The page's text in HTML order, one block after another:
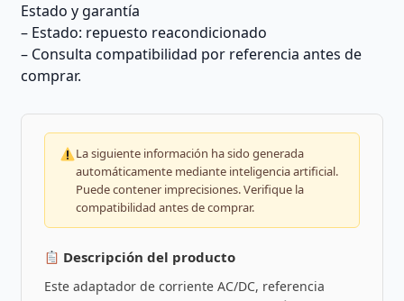
Estado y garantía
– Estado: repuesto reacondicionado
– Consulta compatibilidad por referencia antes de
comprar.
La siguiente información ha sido generada
automáticamente mediante inteligencia artificial.
Puede contener imprecisiones. Verifique la
compatibilidad antes de comprar.
Descripción del producto
Este adaptador de corriente AC/DC, referencia